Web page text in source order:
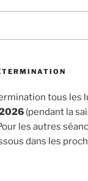
tous les
(pendant la
les autres
dans les